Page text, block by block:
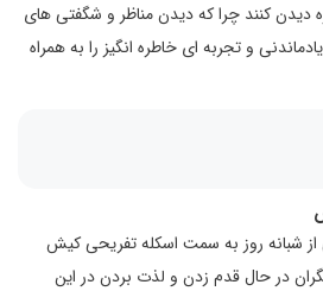
دیدن کنند چرا که دیدن مناظر و شگفتی های
و تجربه ای خاطره انگیز را به همراه
شبانه روز به سمت اسکله تفریحی کیش
در حال قدم زدن و لذت بردن در این